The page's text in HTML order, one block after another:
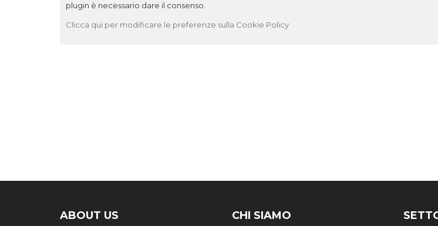
plugin è necessario dare il consenso.
Clicca qui per modificare le preferenze sulla Cookie Policy
ABOUT US CHI SIAMO